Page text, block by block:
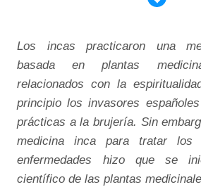
Los incas practicaron una
basada en plantas
relacionados con la
principio los invasores
prácticas a la brujería. Sin
medicina inca para tratar los
enfermedades hizo que se
científico de las plantas